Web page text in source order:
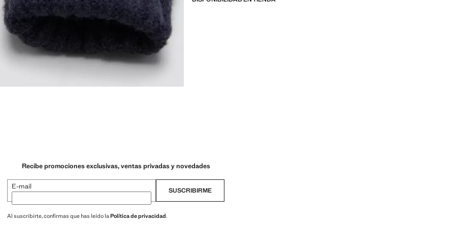
Recibe promociones exclusivas, ventas privadas y novedades
E-mail SUSCRIBIRME
Al suscribirte, confirmas que has leído la Política de privacidad.